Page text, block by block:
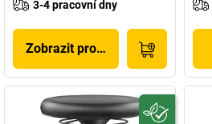
3-4 pracovní dny
Zobrazit produkt